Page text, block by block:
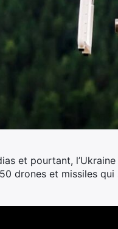
et pourtant,
drones et missiles